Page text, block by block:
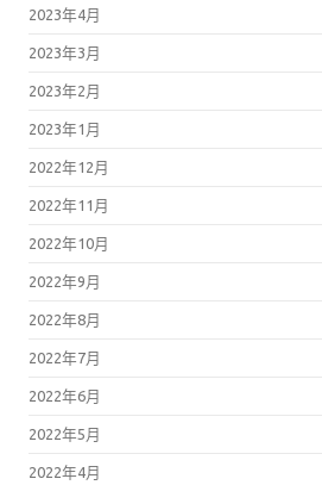
2023年4月
2023年3月
2023年2月
2023年1月
2022年12月
2022年11月
2022年10月
2022年9月
2022年8月
2022年7月
2022年6月
2022年5月
2022年4月